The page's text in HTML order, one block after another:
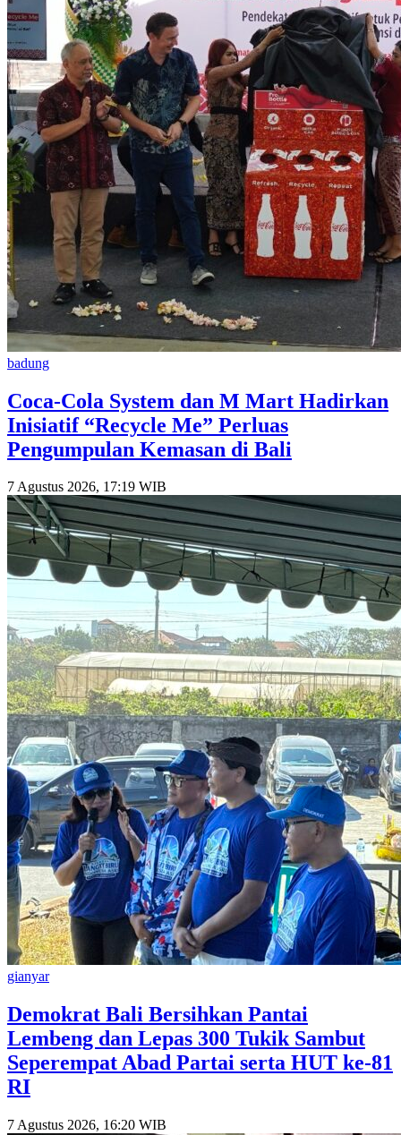
badung
Coca-Cola System dan M Mart Hadirkan
Inisiatif “Recycle Me” Perluas
Pengumpulan Kemasan di Bali
7 Agustus 2026, 17:19 WIB
gianyar
Demokrat Bali Bersihkan Pantai
Lembeng dan Lepas 300 Tukik Sambut
Seperempat Abad Partai serta HUT ke-81
RI
7 Agustus 2026, 16:20 WIB